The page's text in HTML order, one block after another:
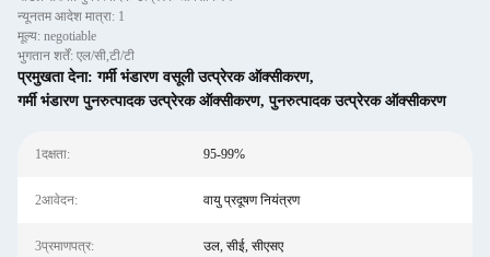
न्यूनतम आदेश मात्रा: 1
मूल्य: negotiable
भुगतान शर्तें: एल/सी,टी/टी
प्रमुखता देना:गर्मी भंडारण वसूली उत्प्रेरक ऑक्सीकरण,
गर्मी भंडारण पुनरुत्पादक उत्प्रेरक ऑक्सीकरण,पुनरुत्पादक उत्प्रेरक ऑक्सीकरण
1दक्षता: 95-99%
2आवेदन: वायु प्रदूषण नियंत्रण
3प्रमाणपत्र: उल, सीई, सीएसए